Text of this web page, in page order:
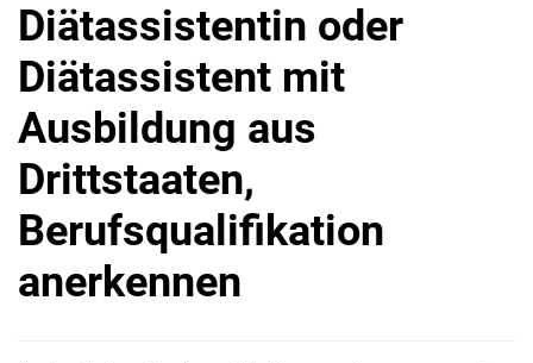
Diätassistentin oder
Diätassistent mit
Ausbildung aus
Drittstaaten,
Berufsqualifikation
anerkennen